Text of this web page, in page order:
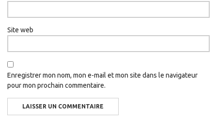
Site web
Enregistrer mon nom, mon e-mail et mon site dans le navigateur
pour mon prochain commentaire.